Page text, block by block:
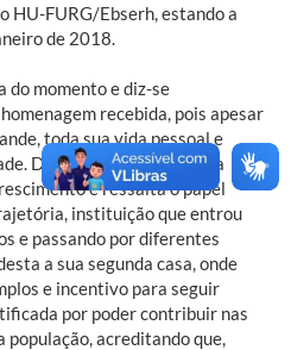
HU-FURG/Ebserh, estando a
de 2018.
do momento e diz-se
recebida, pois apesar
toda sua vida pessoal e
Destaca ainda o apoio da
e ressalta o papel
instituição que entrou
e passando por diferentes
a sua segunda casa, onde
e incentivo para seguir
por poder contribuir nas
população, acreditando que,